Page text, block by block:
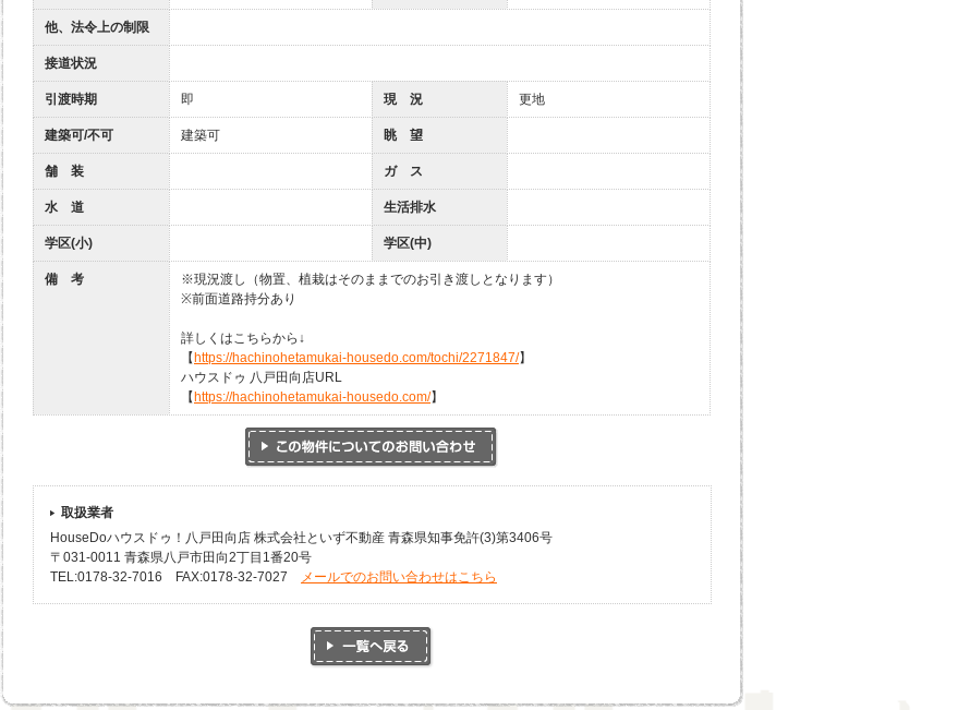
他、法令上の制限
接道状況
引渡時期 即 現 況 更地
建築可/不可 建築可 眺 望
舗 装 ガ ス
水 道 生活排水
学区(小) 学区(中)
備 考
※現況渡し（物置、植栽はそのままでのお引き渡しとなります）
※前面道路持分あり
詳しくはこちらから↓
【 https://hachinohetamukai-housedo.com/tochi/2271847/】
ハウスドゥ 八戸田向店URL
【 https://hachinohetamukai-housedo.com/】
取扱業者
HouseDoハウスドゥ！八戸田向店 株式会社といず不動産 青森県知事免許(3)第3406号
〒031-0011 青森県八戸市田向2丁目1番20号
TEL:0178-32-7016 FAX:0178-32-7027
メールでのお問い合わせはこちら